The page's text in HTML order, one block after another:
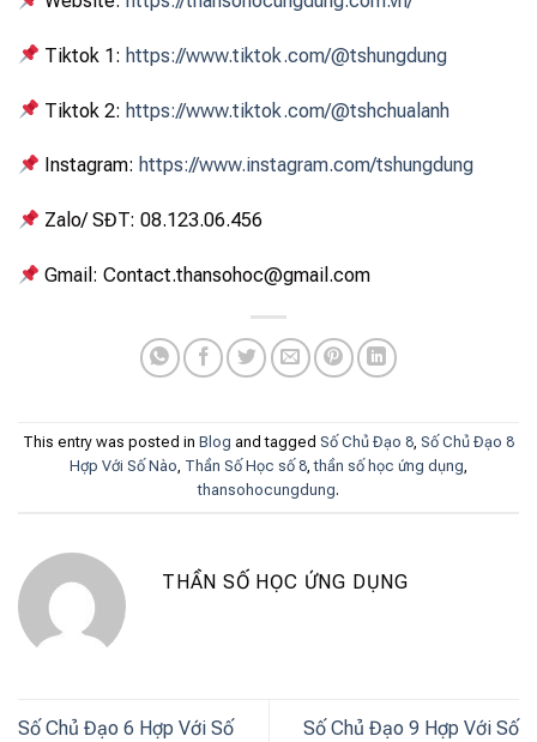
Tiktok 1: https://www.tiktok.com/@tshungdung
Tiktok 2: https://www.tiktok.com/@tshchualanh
Instagram: https://www.instagram.com/tshungdung
Zalo/ SĐT: 08.123.06.456
Gmail: Contact.thansohoc@gmail.com
This entry was posted in Blog and tagged Số Chủ Đạo 8, Số Chủ Đạo 8
Hợp Với Số Nào, Thần Số Học số 8,thần số học ứng dụng,
thansohocungdung.
THẦN SỐ HỌC ỨNG DỤNG
Số Chủ Đạo 6 Hợp Với Số
Số Chủ Đạo 9 Hợp Với Số